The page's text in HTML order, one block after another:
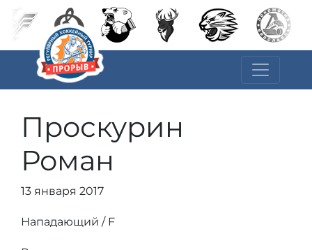
Проскурин
Роман
13 января 2017
Нападающий / F